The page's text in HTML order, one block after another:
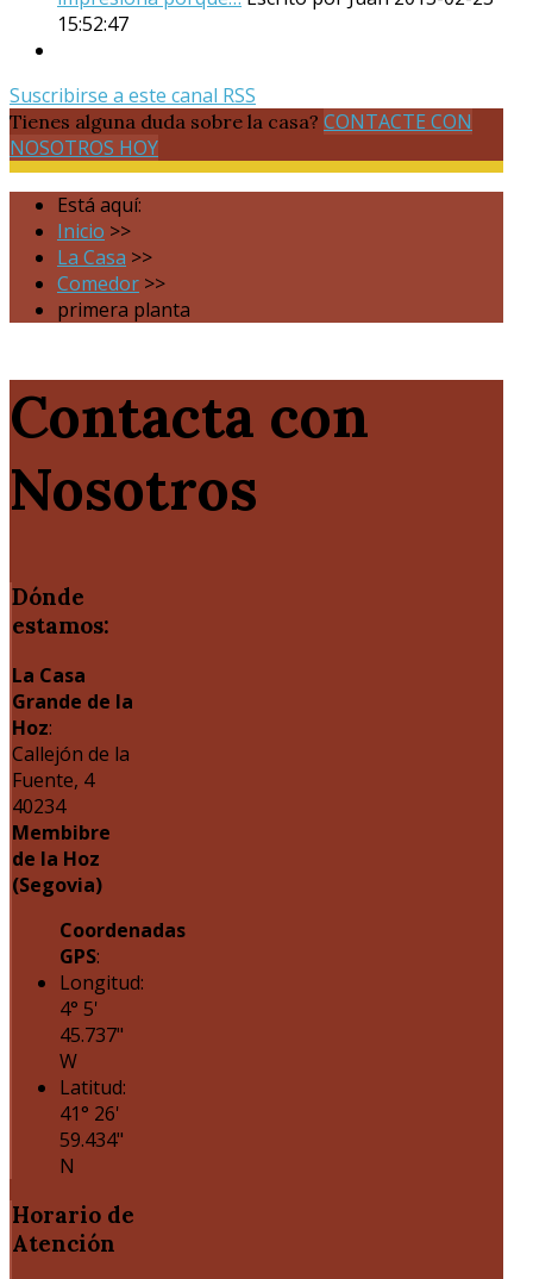
15:52:47
Suscribirse a este canal RSS
Tienes alguna duda sobre la casa? CONTACTE CON
NOSOTROS HOY
Está aquí:
Inicio >>
La Casa >>
Comedor >>
primera planta
Contacta con
Nosotros
Dónde
estamos:
La Casa
Grande de la
Hoz:
Callejón de la
Fuente, 4
40234
Membibre
de la Hoz
(Segovia)
Coordenadas
GPS:
Longitud:
4° 5'
45.737"
W
Latitud:
41° 26'
59.434"
N
Horario de
Atención